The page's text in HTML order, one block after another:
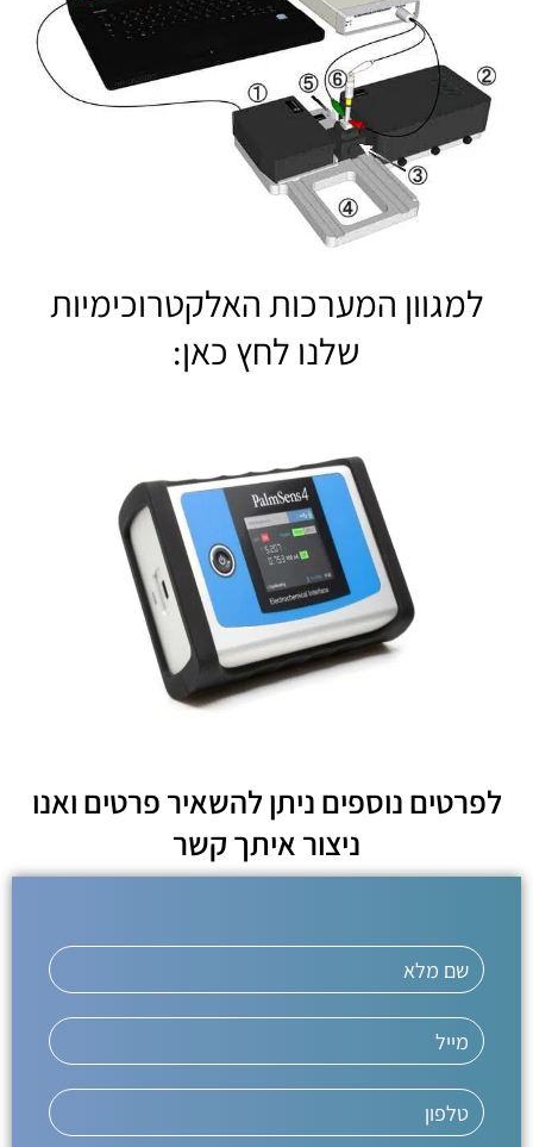
למגוון המערכות האלקטרוכימיות
שלנו לחץ כאן:
לפרטים נוספים ניתן להשאיר פרטים ואנו
ניצור איתך קשר